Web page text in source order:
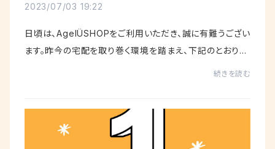
2023/07/03 19:22
日頃は、AgelÜSHOPをご利用いただき、誠に有難うござい
ます。昨今の宅配を取り巻く環境を踏まえ、下記のとおり配
続きを読む